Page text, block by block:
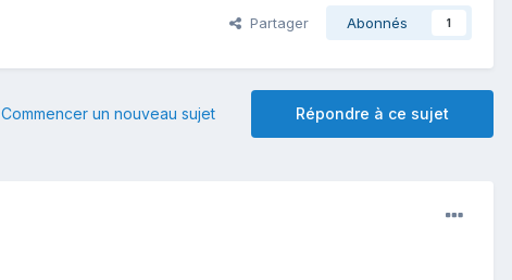
Partager Abonnés 1
Répondre à ce sujet
Commencer un nouveau sujet